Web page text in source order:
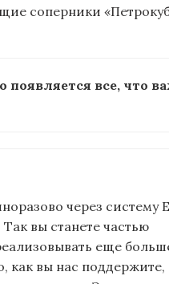
соперники
появляется все, что
через систему
вы станете частью
еще
как вы нас поддержите,